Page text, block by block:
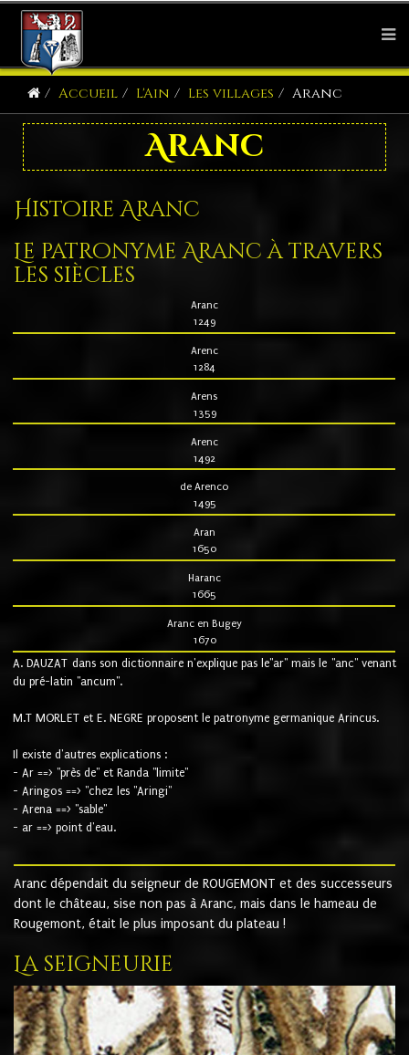
Accueil L'Ain Les villages Aranc
Aranc
Histoire Aranc
Le patronyme Aranc à travers
les siècles
Aranc
1249
Arenc
1284
Arens
1359
Arenc
1492
de Arenco
1495
Aran
1650
Haranc
1665
Aranc en Bugey
1670
A. DAUZAT dans son dictionnaire n'explique pas le"ar" mais le "anc" venant
du pré-latin "ancum".
M.T MORLET et E. NEGRE proposent le patronyme germanique Arincus.
Il existe d'autres explications :
- Ar ==> "près de" et Randa "limite"
- Aringos ==> "chez les "Aringi"
- Arena ==> "sable"
- ar ==> point d'eau.
Aranc dépendait du seigneur de ROUGEMONT et des successeurs
dont le château, sise non pas à Aranc, mais dans le hameau de
Rougemont, était le plus imposant du plateau !
La seigneurie